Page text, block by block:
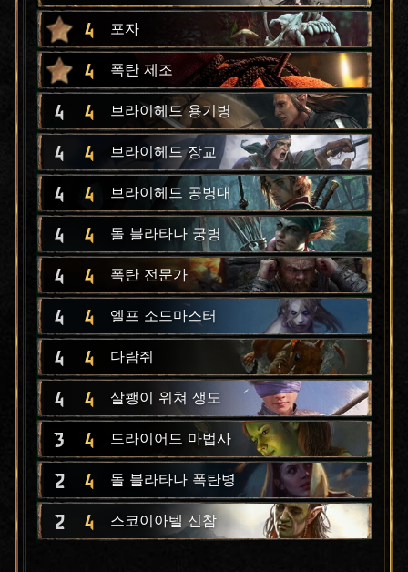
4 포자
4 폭탄 제조
4 4 브라이헤드 용기병
4 4 브라이헤드 장교
4 4 브라이헤드 공병대
4 4 돌 블라타나 궁병
4 4 폭탄 전문가
4 4 엘프 소드마스터
4 4 다람쥐
4 4 살쾡이 위쳐 생도
3 4 드라이어드 마법사
2 4 돌 블라타나 폭탄병
2 4 스코이아텔 신참